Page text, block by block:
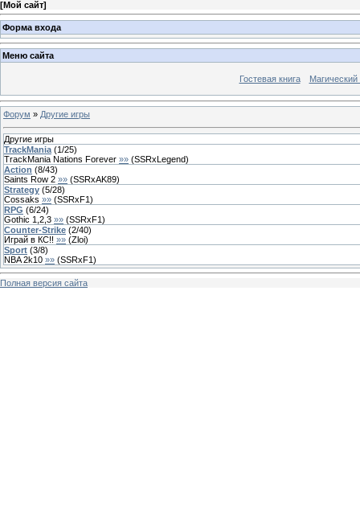
[Мой сайт]
Форма входа
Меню сайта
Гостевая книга Магический
Форум » Другие игры
Другие игры
TrackMania (1/25)
TrackMania Nations Forever »» (SSRxLegend)
Action (8/43)
Saints Row 2 »» (SSRxAK89)
Strategy (5/28)
Cossaks »» (SSRxF1)
RPG (6/24)
Gothic 1,2,3 »» (SSRxF1)
Counter-Strike (2/40)
Играй в КС!! »» (Zloi)
Sport (3/8)
NBA 2k10 »» (SSRxF1)
Полная версия сайта